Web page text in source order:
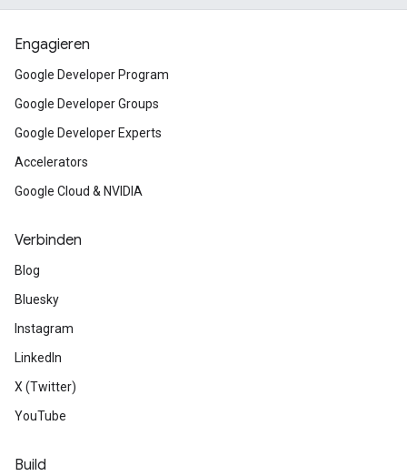
Engagieren
Google Developer Program
Google Developer Groups
Google Developer Experts
Accelerators
Google Cloud & NVIDIA
Verbinden
Blog
Bluesky
Instagram
LinkedIn
X (Twitter)
YouTube
Build